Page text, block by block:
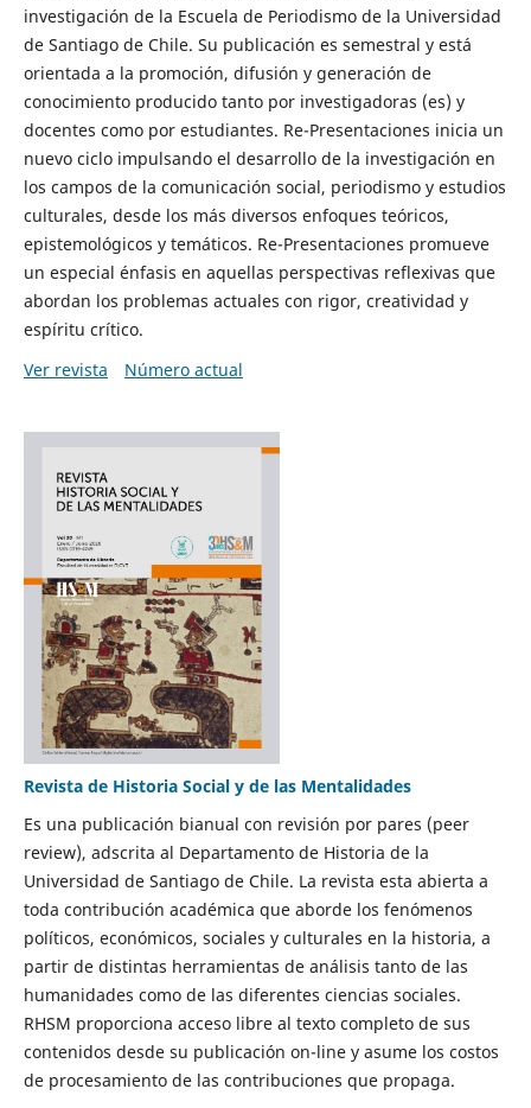
investigación de la Escuela de Periodismo de la Universidad
de Santiago de Chile. Su publicación es semestral y está
orientada a la promoción, difusión y generación de
conocimiento producido tanto por investigadoras (es) y
docentes como por estudiantes. Re-Presentaciones inicia un
nuevo ciclo impulsando el desarrollo de la investigación en
los campos de la comunicación social, periodismo y estudios
culturales, desde los más diversos enfoques teóricos,
epistemológicos y temáticos. Re-Presentaciones promueve
un especial énfasis en aquellas perspectivas reflexivas que
abordan los problemas actuales con rigor, creatividad y
espíritu crítico.
Ver revista
Número actual
Revista de Historia Social y de las Mentalidades
Es una publicación bianual con revisión por pares (peer
review), adscrita al Departamento de Historia de la
Universidad de Santiago de Chile. La revista esta abierta a
toda contribución académica que aborde los fenómenos
políticos, económicos, sociales y culturales en la historia, a
partir de distintas herramientas de análisis tanto de las
humanidades como de las diferentes ciencias sociales.
RHSM proporciona acceso libre al texto completo de sus
contenidos desde su publicación on-line y asume los costos
de procesamiento de las contribuciones que propaga.